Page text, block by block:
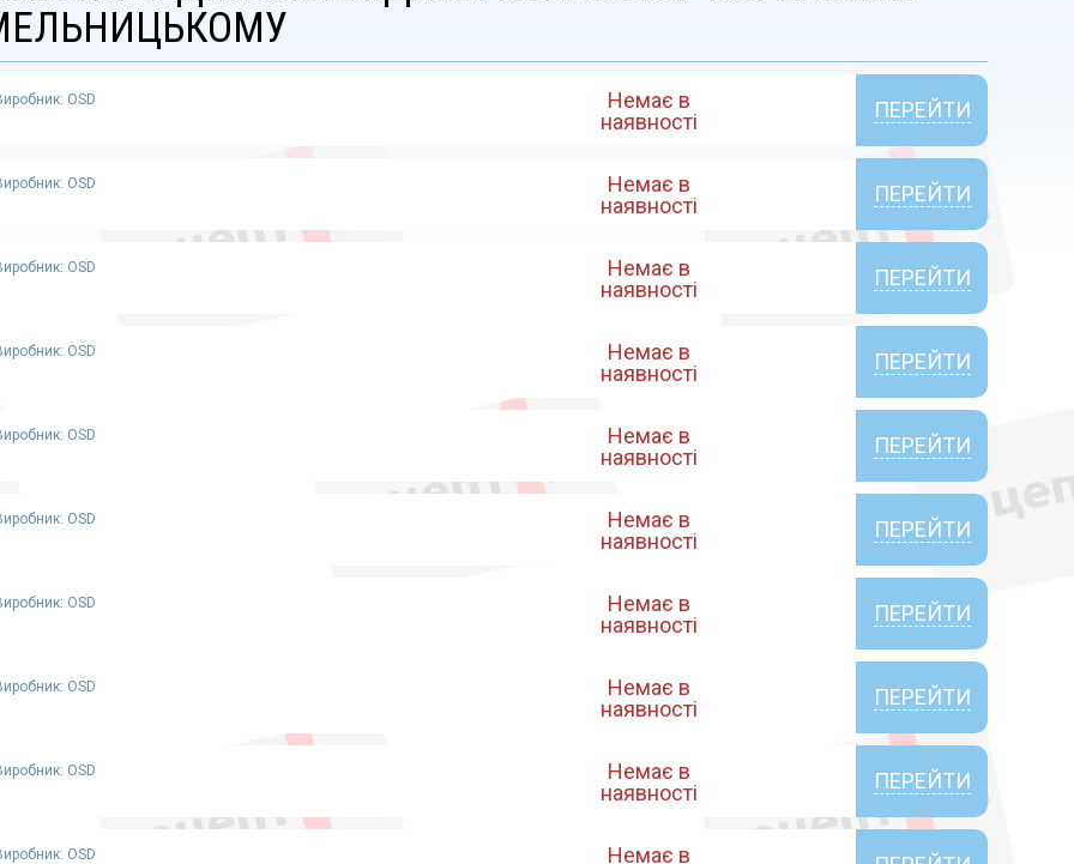
OSD
Немає в
наявності
ПЕРЕЙТИ
OSD
Немає в
наявності
ПЕРЕЙТИ
OSD
Немає в
наявності
ПЕРЕЙТИ
OSD
Немає в
наявності
ПЕРЕЙТИ
OSD
Немає в
наявності
ПЕРЕЙТИ
OSD
Немає в
наявності
ПЕРЕЙТИ
OSD
Немає в
наявності
ПЕРЕЙТИ
OSD
Немає в
наявності
ПЕРЕЙТИ
OSD
Немає в
наявності
ПЕРЕЙТИ
OSD
Немає в